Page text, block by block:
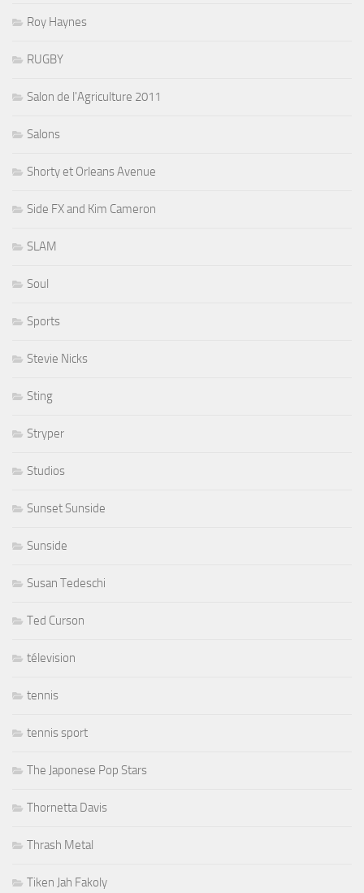
Roy Haynes
RUGBY
Salon de l'Agriculture 2011
Salons
Shorty et Orleans Avenue
Side FX and Kim Cameron
SLAM
Soul
Sports
Stevie Nicks
Sting
Stryper
Studios
Sunset Sunside
Sunside
Susan Tedeschi
Ted Curson
télevision
tennis
tennis sport
The Japonese Pop Stars
Thornetta Davis
Thrash Metal
Tiken Jah Fakoly